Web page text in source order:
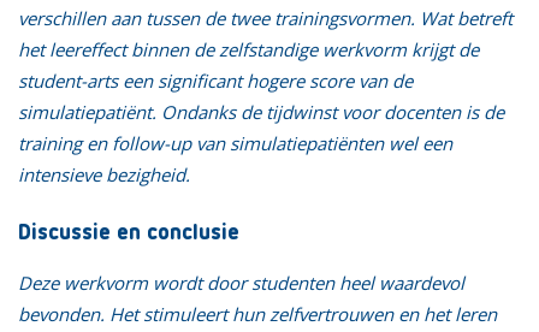
verschillen aan tussen de twee trainingsvormen. Wat betreft
het leereffect binnen de zelfstandige werkvorm krijgt de
student-arts een significant hogere score van de
simulatiepatiënt. Ondanks de tijdwinst voor docenten is de
training en follow-up van simulatiepatiënten wel een
intensieve bezigheid.
Discussie en conclusie
Deze werkvorm wordt door studenten heel waardevol
bevonden. Het stimuleert hun zelfvertrouwen en het leren